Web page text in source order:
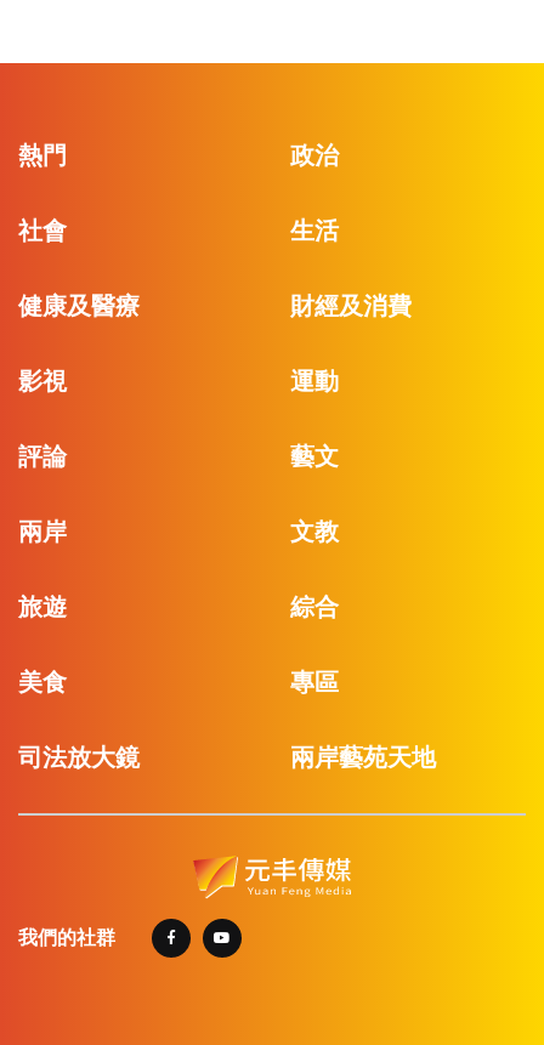
熱門 政治
社會 生活
健康及醫療 財經及消費
影視 運動
評論 藝文
兩岸 文教
旅遊 綜合
美食 專區
司法放大鏡 兩岸藝苑天地
我們的社群